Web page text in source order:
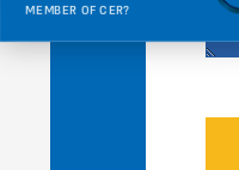
MEMBER OF CER?
Welcome to the new portal